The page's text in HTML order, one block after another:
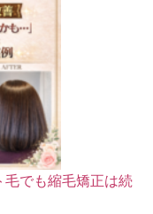
毛でも縮毛矯正は続